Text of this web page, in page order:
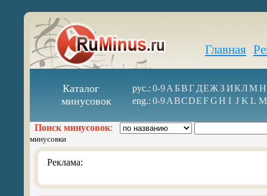
Главная
Каталог
минусовок
рус.: 0-9А БВГ ДЕЖ З ИКЛМН
eng.: 0-9ABCDEFGH I J K L M
Поиск минусовок:
минусовки
Реклама: